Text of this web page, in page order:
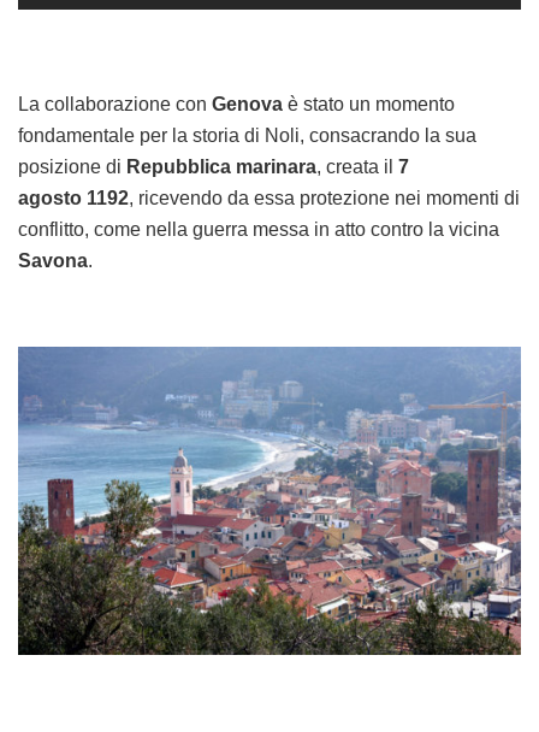
La collaborazione con Genova è stato un momento
fondamentale per la storia di Noli, consacrando la sua
posizione di Repubblica marinara, creata il 7
agosto 1192, ricevendo da essa protezione nei momenti di
conflitto, come nella guerra messa in atto contro la vicina
Savona.